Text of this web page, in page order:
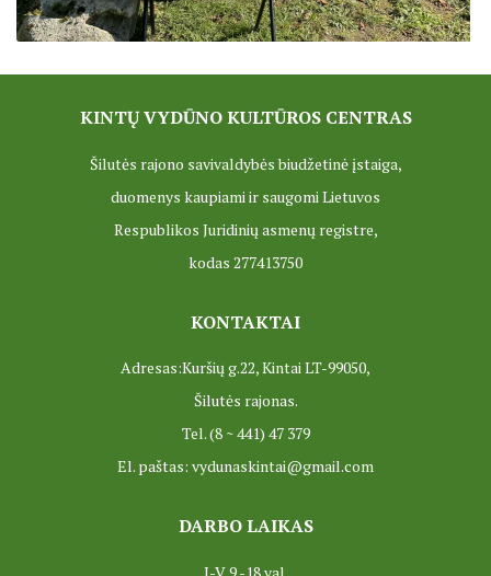
KINTŲ VYDŪNO KULTŪROS CENTRAS
Šilutės rajono savivaldybės biudžetinė įstaiga,
duomenys kaupiami ir saugomi Lietuvos
Respublikos Juridinių asmenų registre,
kodas 277413750
KONTAKTAI
Adresas:Kuršių g.22, Kintai LT-99050,
Šilutės rajonas.
Tel. (8 ~ 441) 47 379
El. paštas: vydunaskintai@gmail.com
DARBO LAIKAS
I-V 9 -18 val.